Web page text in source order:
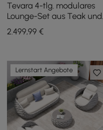
Tevara 4-tlg. modulares
Lounge-Set aus Teak und
Aluminium in Weiß m/
schwarzer Schutzhülle, 6
2.499,99 €
Lernstart Angebote